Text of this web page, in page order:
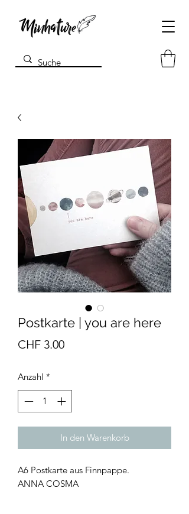
Postkarte | you are here
CHF 3.00Preis
Anzahl *
In den Warenkorb
A6 Postkarte aus Finnpappe.
ANNA COSMA